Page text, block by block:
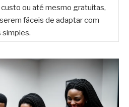
ou até mesmo gratuitas,
fáceis de adaptar com
simples.